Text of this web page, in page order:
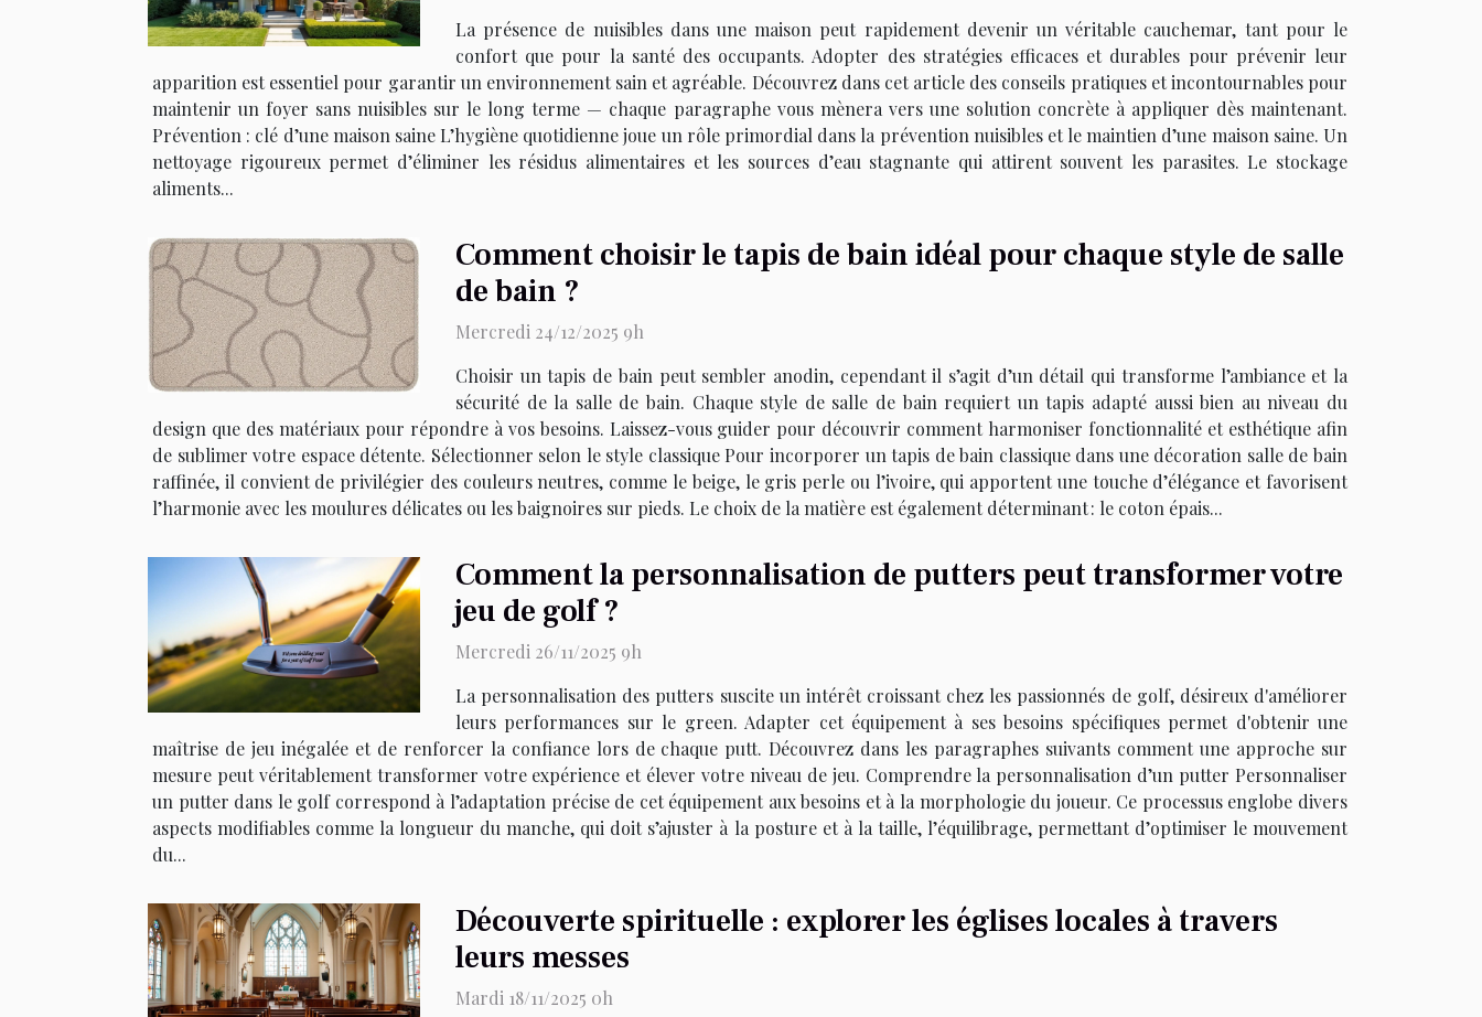
La présence de nuisibles dans une maison peut rapidement devenir un véritable cauchemar, tant pour le
confort que pour la santé des occupants. Adopter des stratégies efficaces et durables pour prévenir leur
apparition est essentiel pour garantir un environnement sain et agréable. Découvrez dans cet article des conseils pratiques et incontournables pour
maintenir un foyer sans nuisibles sur le long terme — chaque paragraphe vous mènera vers une solution concrète à appliquer dès maintenant.
Prévention : clé d’une maison saine L’hygiène quotidienne joue un rôle primordial dans la prévention nuisibles et le maintien d’une maison saine. Un
nettoyage rigoureux permet d’éliminer les résidus alimentaires et les sources d’eau stagnante qui attirent souvent les parasites. Le stockage
aliments...
Comment choisir le tapis de bain idéal pour chaque style de salle
de bain ?
Mercredi 24/12/2025 9h
Choisir un tapis de bain peut sembler anodin, cependant il s’agit d’un détail qui transforme l’ambiance et la
sécurité de la salle de bain. Chaque style de salle de bain requiert un tapis adapté aussi bien au niveau du
design que des matériaux pour répondre à vos besoins. Laissez-vous guider pour découvrir comment harmoniser fonctionnalité et esthétique afin
de sublimer votre espace détente. Sélectionner selon le style classique Pour incorporer un tapis de bain classique dans une décoration salle de bain
raffinée, il convient de privilégier des couleurs neutres, comme le beige, le gris perle ou l’ivoire, qui apportent une touche d’élégance et favorisent
l’harmonie avec les moulures délicates ou les baignoires sur pieds. Le choix de la matière est également déterminant : le coton épais...
Comment la personnalisation de putters peut transformer votre
jeu de golf ?
Mercredi 26/11/2025 9h
La personnalisation des putters suscite un intérêt croissant chez les passionnés de golf, désireux d'améliorer
leurs performances sur le green. Adapter cet équipement à ses besoins spécifiques permet d'obtenir une
maîtrise de jeu inégalée et de renforcer la confiance lors de chaque putt. Découvrez dans les paragraphes suivants comment une approche sur
mesure peut véritablement transformer votre expérience et élever votre niveau de jeu. Comprendre la personnalisation d’un putter Personnaliser
un putter dans le golf correspond à l’adaptation précise de cet équipement aux besoins et à la morphologie du joueur. Ce processus englobe divers
aspects modifiables comme la longueur du manche, qui doit s’ajuster à la posture et à la taille, l’équilibrage, permettant d’optimiser le mouvement
du...
Découverte spirituelle : explorer les églises locales à travers
leurs messes
Mardi 18/11/2025 0h